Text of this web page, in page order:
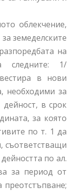
облекчение,
земеделските
на
1/
в нови
необходими за
в срок
за която
по т. 1 да
съответстващи
по ал.
за период от